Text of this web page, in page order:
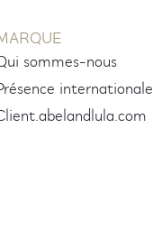
sommes-nous
internationale